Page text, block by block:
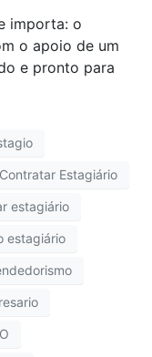
importa: o
o apoio de um
e pronto para
Estagiário
estagiário
estagiário